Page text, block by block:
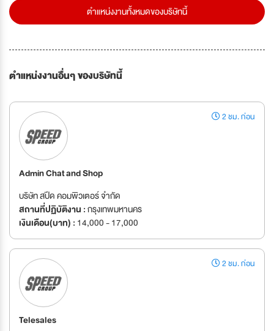
ตำแหน่งงานทั้งหมดของบริษัทนี้
ตำแหน่งงานอื่นๆ ของบริษัทนี้
2 ชม. ก่อน
Admin Chat and Shop
บริษัท สปีด คอมพิวเตอร์ จำกัด
สถานที่ปฏิบัติงาน :กรุงเทพมหานคร
เงินเดือน(บาท) : 14,000 - 17,000
2 ชม. ก่อน
Telesales